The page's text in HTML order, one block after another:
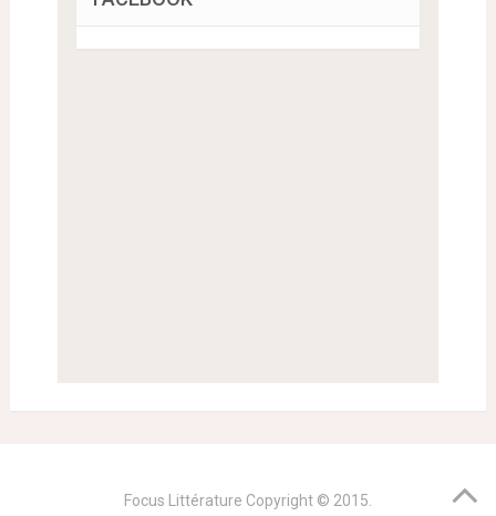
Focus Littérature Copyright © 2015.